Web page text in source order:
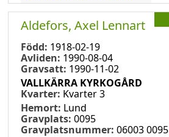
Aldefors, Axel Lennart
Född: 1918-02-19
Avliden: 1990-08-04
Gravsatt: 1990-11-02
VALLKÄRRA KYRKOGÅRD
Kvarter: Kvarter 3
Hemort: Lund
Gravplats: 0095
Gravplatsnummer: 06003 0095